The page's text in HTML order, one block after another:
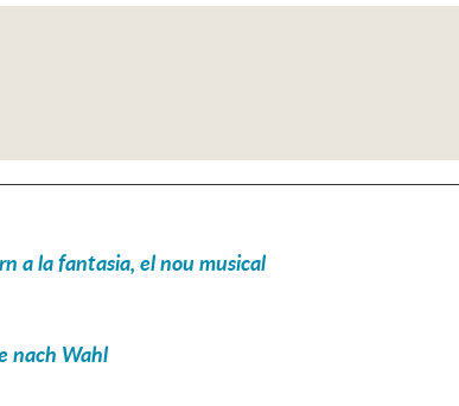
a la fantasia, el nou musical
nach Wahl